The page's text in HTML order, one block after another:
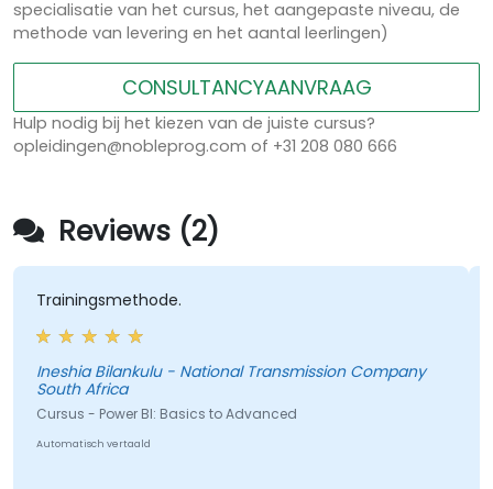
specialisatie van het cursus, het aangepaste niveau, de
methode van levering en het aantal leerlingen)
CONSULTANCYAANVRAAG
Hulp nodig bij het kiezen van de juiste cursus?
opleidingen@nobleprog.com of +31 208 080 666
Reviews (2)
Bilankulu - National Transmission Company
Africa
- Power BI: Basics to Advanced
vertaald